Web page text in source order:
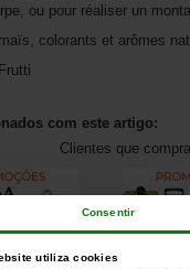
Consentir
utiliza cookies
ou pour réaliser un
colorants et arômes
com este artigo:
Clientes que